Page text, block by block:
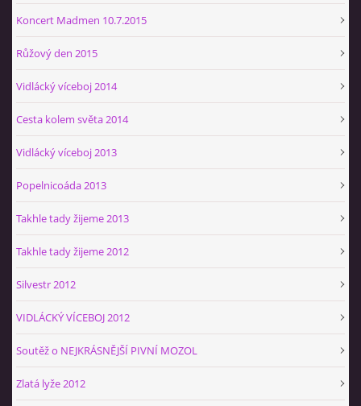
Koncert Madmen 10.7.2015
Růžový den 2015
Vidlácký víceboj 2014
Cesta kolem světa 2014
Vidlácký víceboj 2013
Popelnicoáda 2013
Takhle tady žijeme 2013
Takhle tady žijeme 2012
Silvestr 2012
VIDLÁCKÝ VÍCEBOJ 2012
Soutěž o NEJKRÁSNĚJŠÍ PIVNÍ MOZOL
Zlatá lyže 2012